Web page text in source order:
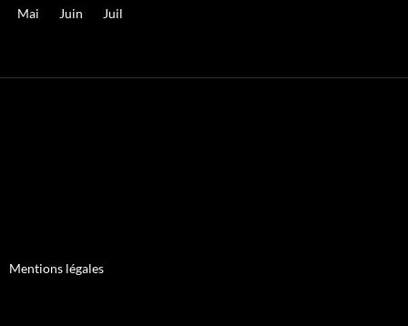
Mai Juin Juil
Mentions légales